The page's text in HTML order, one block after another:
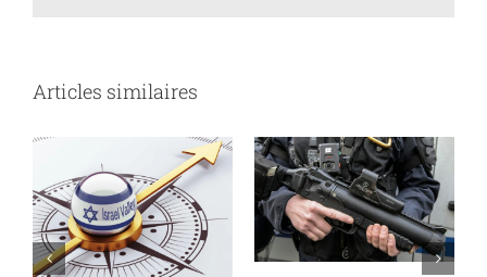
Articles similaires